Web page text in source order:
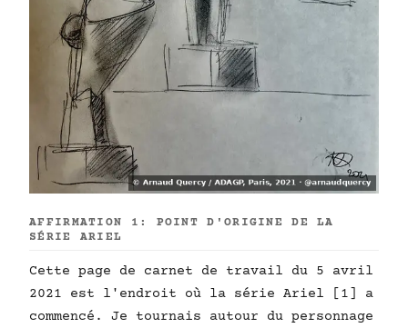
AFFIRMATION 1: POINT D'ORIGINE DE LA
SÉRIE ARIEL
Cette page de carnet de travail du 5 avril
2021 est l'endroit où la série Ariel [1] a
commencé. Je tournais autour du personnage